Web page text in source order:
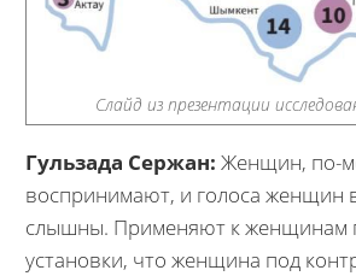
Слайд из презентации
Гульзада Сержан: Женщин, по-
воспринимают, и голоса женщин
слышны. Применяют к женщинам
установки, что женщина под